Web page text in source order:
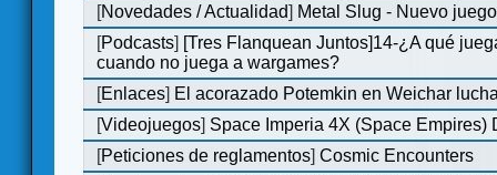
[Novedades / Actualidad] Metal Slug - Nuevo
[Podcasts] [Tres Flanquean Juntos]14-¿A qué
cuando no juega a wargames?
[Enlaces] El acorazado Potemkin en Weichar
[Videojuegos] Space Imperia 4X (Space Empires)
[Peticiones de reglamentos]Cosmic Encounters